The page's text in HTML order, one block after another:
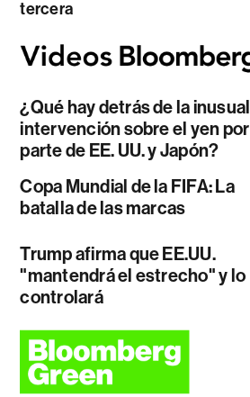
tercera
¿Qué hay detrás de la inusual
intervención sobre el yen por
parte de EE. UU. y Japón?
Copa Mundial de la FIFA: La
batalla de las marcas
Trump afirma que EE.UU.
"mantendrá el estrecho" y lo
controlará